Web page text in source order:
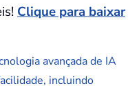
Clique para baixar
avançada de IA
incluindo